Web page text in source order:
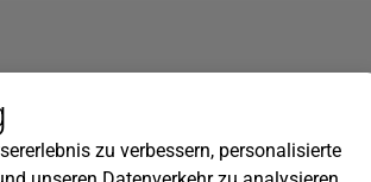
Kundenservice
Widerrufsbelehrung
zu verbessern, personalisierte